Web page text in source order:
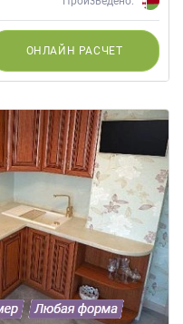
ОНЛАЙН РАСЧЕТ